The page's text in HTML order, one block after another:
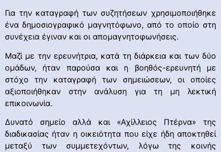
Για την καταγραφή των συζητήσεων χρησιμοποιήθηκε
ένα δημοσιογραφικό μαγνητόφωνο, από το οποίο στη
συνέχεια έγιναν και οι απομαγνητοφωνήσεις.
Μαζί με την ερευνήτρια, κατά τη διάρκεια και των δύο
ομάδων, ήταν παρούσα και η βοηθός-ερευνητή με
στόχο την καταγραφή των σημειώσεων, οι οποίες
αξιοποιήθηκαν στην ανάλυση για τη μη λεκτική
επικοινωνία.
Δυνατό σημείο αλλά και «Αχίλλειος Πτέρνα» της
διαδικασίας ήταν η οικειότητα που είχε ήδη αποκτηθεί
μεταξύ των συμμετεχόντων, λόγω της κοινής